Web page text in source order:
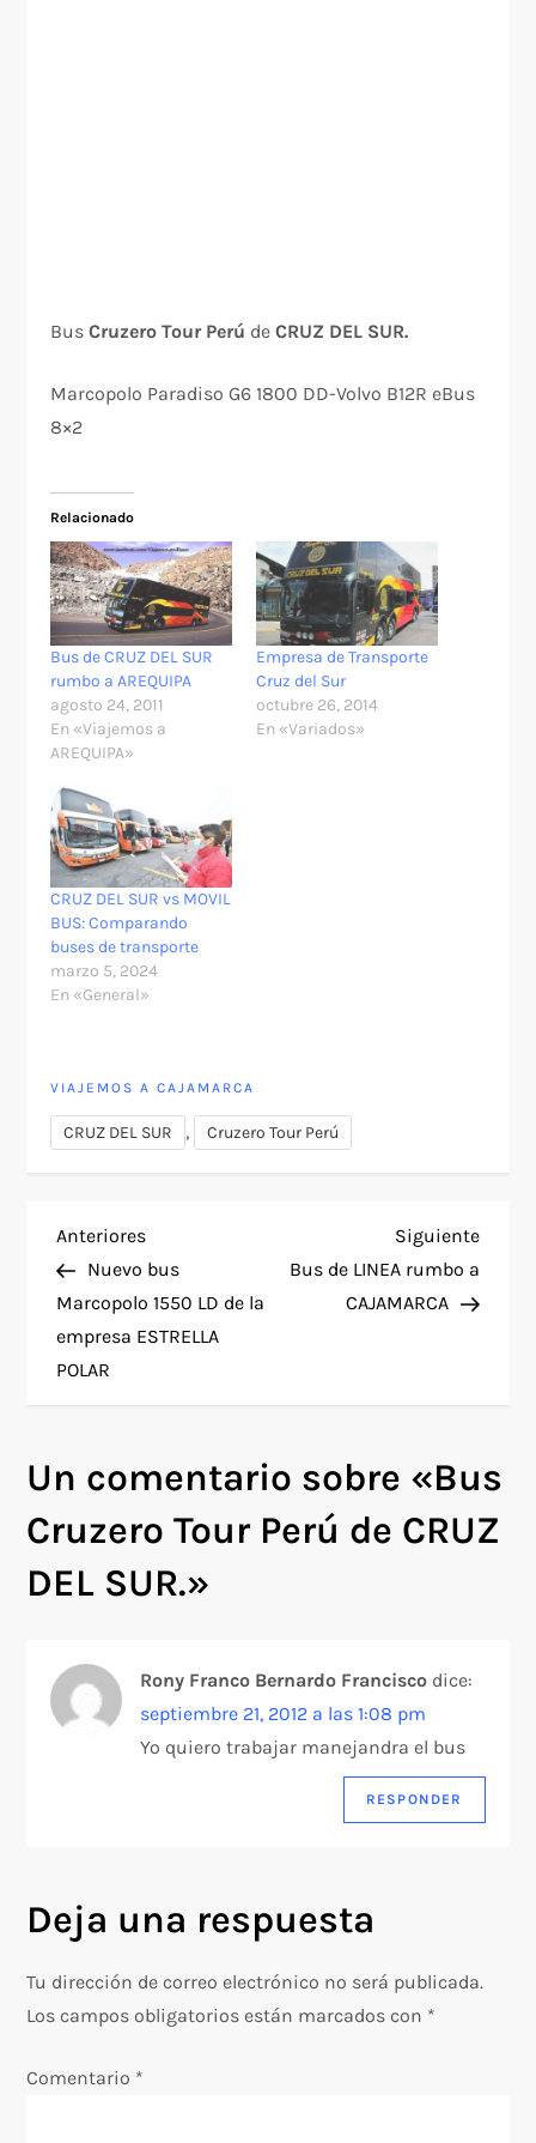
BusCruzero Tour Perú deCRUZ DEL SUR.
Marcopolo Paradiso G6 1800 DD-Volvo B12R eBus
8×2
Relacionado
Bus de CRUZ DEL SUR
rumbo a AREQUIPA
agosto 24, 2011
En «Viajemos a
AREQUIPA»
Empresa de Transporte
Cruz del Sur
octubre 26, 2014
En «Variados»
CRUZ DEL SUR vs MOVIL
BUS: Comparando
buses de transporte
marzo 5, 2024
En «General»
VIAJEMOS A CAJAMARCA
CRUZ DEL SUR , Cruzero Tour Perú
N
a
v
g
a
c
ó
e
n
t
r
Entrada
anterior
Anteriores
Nuevo bus
Marcopolo 1550 LD de la
empresa ESTRELLA
POLAR
Siguiente
Bus de LINEA rumbo a
CAJAMARCA
Un comentario sobre «Bus
Cruzero Tour Perú de CRUZ
DEL SUR.»
Rony Franco Bernardo Francisco dice:
septiembre 21, 2012 a las 1:08 pm
Yo quiero trabajar manejandra el bus
RESPONDER
Deja una respuesta
Tu dirección de correo electrónico no será publicada.
Los campos obligatorios están marcados con *
Comentario *